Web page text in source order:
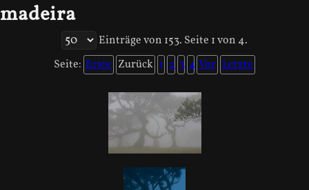
madeira
Einträge von 153. Seite 1 von 4.
Seite: Erste Zurück 1 2 3 4Vor Letzte